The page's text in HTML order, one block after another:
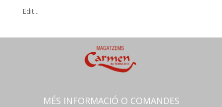
Edit...
MÉS INFORMACIÓ O COMANDES